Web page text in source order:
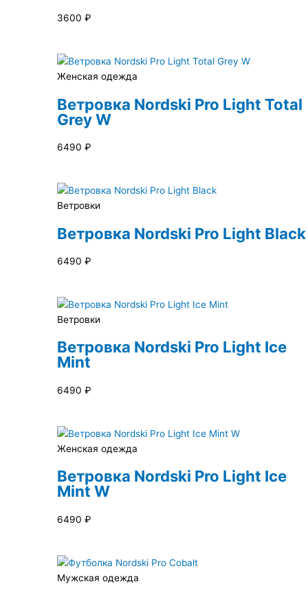
3600 ₽
Женская одежда
Ветровка Nordski Pro Light Total
Grey W
6490 ₽
Ветровки
Ветровка Nordski Pro Light Black
6490 ₽
Ветровки
Ветровка Nordski Pro Light Ice
Mint
6490 ₽
Женская одежда
Ветровка Nordski Pro Light Ice
Mint W
6490 ₽
Мужская одежда